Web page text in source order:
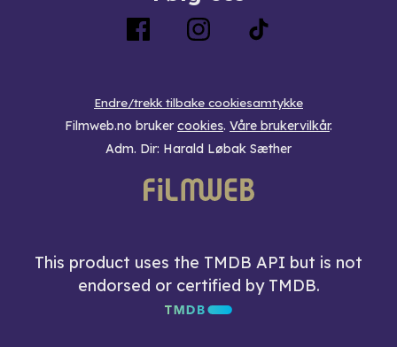
Endre/trekk tilbake cookiesamtykke
Filmweb.no bruker cookies. Våre brukervilkår.
Adm. Dir: Harald Løbak Sæther
This product uses the TMDB API but is not
endorsed or certified by TMDB.